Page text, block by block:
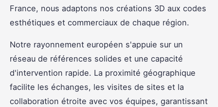
France, nous adaptons nos créations 3D aux codes
esthétiques et commerciaux de chaque région.
Notre rayonnement européen s'appuie sur un
réseau de références solides et une capacité
d'intervention rapide. La proximité géographique
facilite les échanges, les visites de sites et la
collaboration étroite avec vos équipes, garantissant